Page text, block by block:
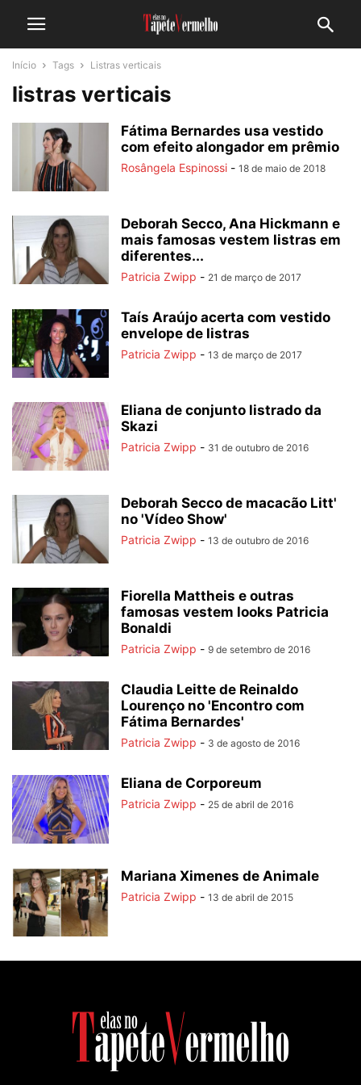
Início Tags Listras verticais
listras verticais
Fátima Bernardes usa vestido
com efeito alongador em prêmio
Rosângela Espinossi - 18 de maio de 2018
Deborah Secco, Ana Hickmann e
mais famosas vestem listras em
diferentes...
Patricia Zwipp - 21 de março de 2017
Taís Araújo acerta com vestido
envelope de listras
Patricia Zwipp - 13 de março de 2017
Eliana de conjunto listrado da
Skazi
Patricia Zwipp - 31 de outubro de 2016
Deborah Secco de macacão Litt'
no 'Vídeo Show'
Patricia Zwipp - 13 de outubro de 2016
Fiorella Mattheis e outras
famosas vestem looks Patricia
Bonaldi
Patricia Zwipp - 9 de setembro de 2016
Claudia Leitte de Reinaldo
Lourenço no 'Encontro com
Fátima Bernardes'
Patricia Zwipp - 3 de agosto de 2016
Eliana de Corporeum
Patricia Zwipp - 25 de abril de 2016
Mariana Ximenes de Animale
Patricia Zwipp - 13 de abril de 2015